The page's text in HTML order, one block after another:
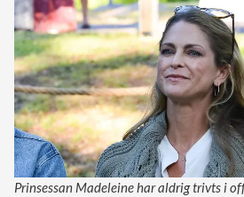
Prinsessan Madeleine har aldrig trivts i